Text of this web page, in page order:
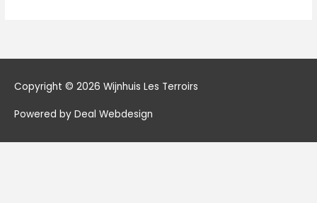
Copyright © 2026 Wijnhuis Les Terroirs
Powered by Deal Webdesign